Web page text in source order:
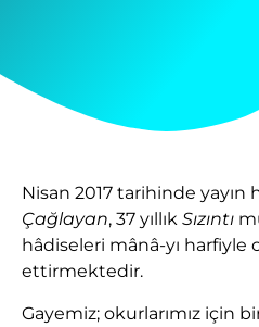
Nisan 2017 tarihinde yayın
Çağlayan, 37 yıllık Sızıntı
hâdiseleri mânâ-yı harfiyle
ettirmektedir.
Gayemiz; okurlarımız için